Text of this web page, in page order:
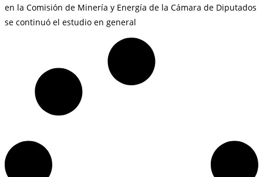
en la Comisión de Minería y Energía de la Cámara de Diputados
se continuó el estudio en general